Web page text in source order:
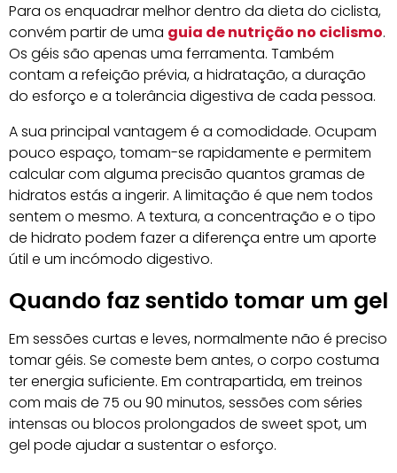
Para os enquadrar melhor dentro da dieta do ciclista,
convém partir de uma guia de nutrição no ciclismo.
Os géis são apenas uma ferramenta. Também
contam a refeição prévia, a hidratação, a duração
do esforço e a tolerância digestiva de cada pessoa.
A sua principal vantagem é a comodidade. Ocupam
pouco espaço, tomam-se rapidamente e permitem
calcular com alguma precisão quantos gramas de
hidratos estás a ingerir. A limitação é que nem todos
sentem o mesmo. A textura, a concentração e o tipo
de hidrato podem fazer a diferença entre um aporte
útil e um incómodo digestivo.
Quando faz sentido tomar um gel
Em sessões curtas e leves, normalmente não é preciso
tomar géis. Se comeste bem antes, o corpo costuma
ter energia suficiente. Em contrapartida, em treinos
com mais de 75 ou 90 minutos, sessões com séries
intensas ou blocos prolongados de sweet spot, um
gel pode ajudar a sustentar o esforço.